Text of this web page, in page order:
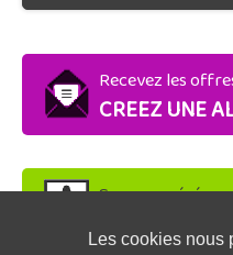
Les cookies nous
Recevez les
CREEZ UNE
Soyez repéré
DEPOSEZ